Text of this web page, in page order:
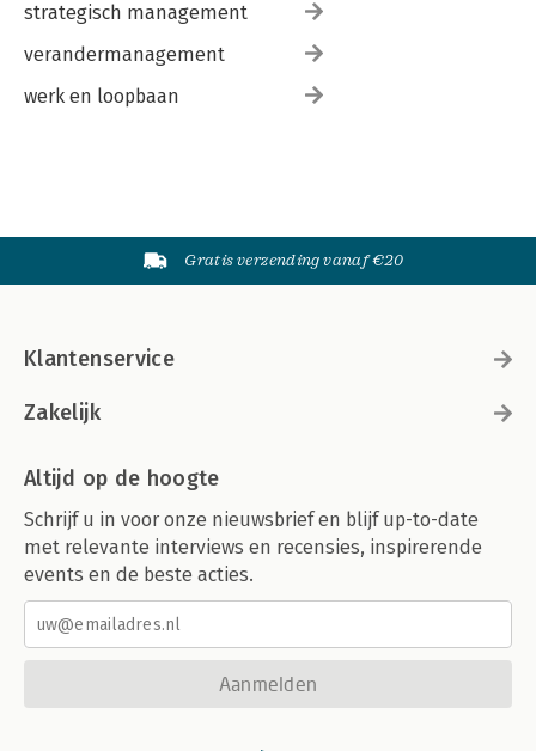
strategisch management
verandermanagement
werk en loopbaan
Gratis verzending vanaf €20
Klantenservice
Zakelijk
Altijd op de hoogte
Schrijf u in voor onze nieuwsbrief en blijf up-to-date
met relevante interviews en recensies, inspirerende
events en de beste acties.
Aanmelden